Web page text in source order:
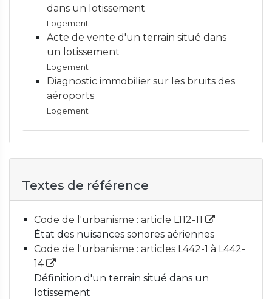
dans un lotissement
Logement
Acte de vente d'un terrain situé dans
un lotissement
Logement
Diagnostic immobilier sur les bruits des
aéroports
Logement
Textes de référence
Code de l'urbanisme : article L112-11
État des nuisances sonores aériennes
Code de l'urbanisme : articles L442-1 à L442-
14
Définition d'un terrain situé dans un
lotissement